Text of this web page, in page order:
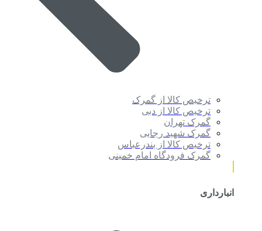
ترخیص کالا از گمرک
ترخیص کالا از دبی
گمرک تهران
گمرک شهید رجایی
ترخیص کالا از بندرعباس
گمرک فرودگاه امام خمینی
انبارداری